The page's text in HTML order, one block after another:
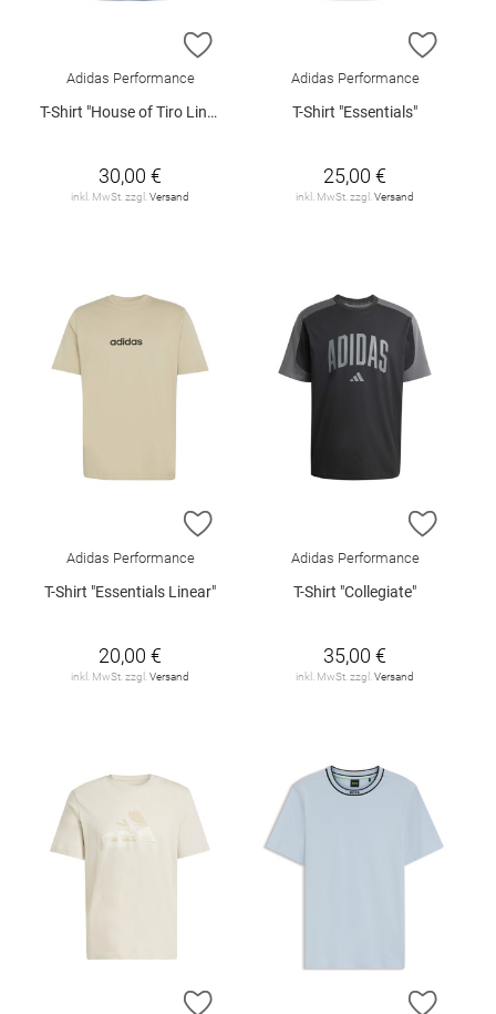
ZUR WUNSCHLISTE HINZUFÜGEN
Adidas Performance
T-Shirt "House of Tiro Linear"
30,00 €
inkl. MwSt. zzgl. Versand
ZUR
Adidas Performance
T-Shirt "Essentials"
25,00 €
inkl. MwSt. zzgl. Versand
ZUR WUNSCHLISTE HINZUFÜGEN
Adidas Performance
T-Shirt "Essentials Linear"
20,00 €
inkl. MwSt. zzgl. Versand
ZUR
Adidas Performance
T-Shirt "Collegiate"
35,00 €
inkl. MwSt. zzgl. Versand
ZUR WUNSCHLISTE HINZUFÜGEN
ZUR